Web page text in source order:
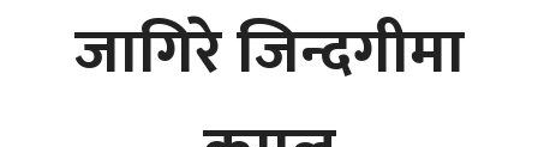
जागिरे जिन्दगीमा